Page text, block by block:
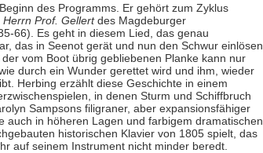
des Programms. Er gehört zum Zyklus
Prof. Gellertdes Magdeburger
66). Es geht in diesem Lied, das genau
das in Seenot gerät und nun den Schwur einlösen
vom Boot übrig gebliebenen Planke kann nur
durch ein Wunder gerettet wird und ihm, wieder
Herbing erzählt diese Geschichte in einem
in denen Sturm und Schiffbruch
Sampsons filigraner, aber expansionsfähiger
auch in höheren Lagen und farbigem dramatischen
historischen Klavier von 1805 spielt, das
auf seinem Instrument nicht minder beredt.